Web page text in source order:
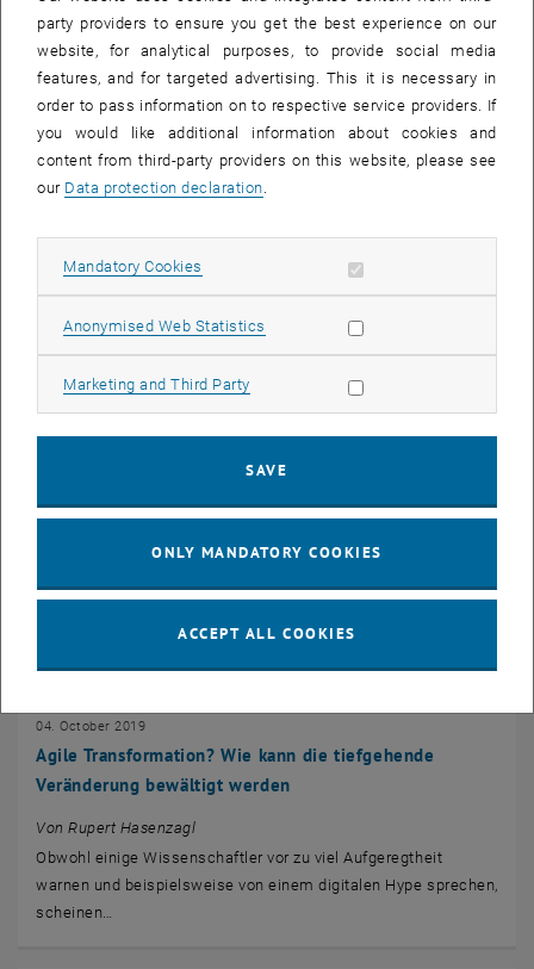
Von Elke Schüßler und Jörg Sydow
Galten kreative Prozesse in der Vergangenheit noch als im
Kern unorganisierbar, so richten viele Unternehmen beim…
Digitalisierung ist mehr als ein IT Projekt! Wie
04. October 2019
Digitalisierung ist eines der treibenden Schlagworte der letzten
beschäftigen…
Herausforderungen und Ressourcen im
Übergabeprozess
Von Johanna Gruenauer und Petra Raffaseder
Familienunternehmen prägen nach wie vor das
Agile Transformation? Wie kann die tiefgehende
Veränderung bewältigt werden
04. October 2019
Von Rupert Hasenzagl
Obwohl einige Wissenschaftler vor zu viel Aufgeregtheit
warnen und beispielsweise von einem digitalen Hype sprechen,
scheinen…
party providers to ensure you get the best experience on our
website, for analytical purposes, to provide social media
features, and for targeted advertising. This it is necessary in
order to pass information on to respective service providers. If
you would like additional information about cookies and
content from third-party providers on this website, please see
our Data protection declaration
Mandatory Cookies Allow mandatory cookies
Anonymised Web Statistics Allow statistic cookies
Marketing and Third Party Allow marketing cookies
SAVE
ONLY MANDATORY COOKIES
ACCEPT ALL COOKIES